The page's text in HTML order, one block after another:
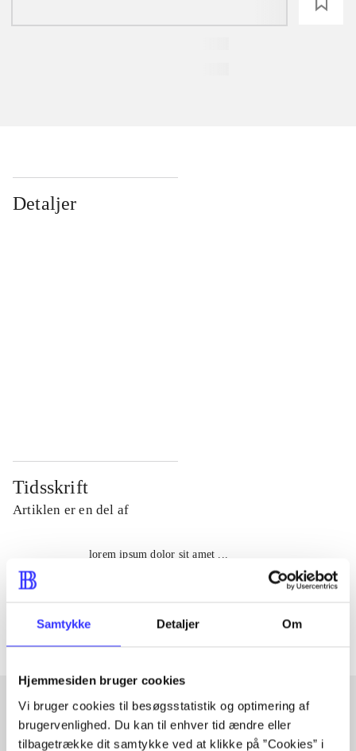
Samtykke Detaljer Om
Hjemmesiden bruger cookies
Vi bruger cookies til besøgsstatistik og optimering af
brugervenlighed. Du kan til enhver tid ændre eller
tilbagetrække dit samtykke ved at klikke på ”Cookies” i
Detaljer
Tidsskrift
Artiklen er en del af
lorem ipsum dolor sit amet ...
Artikler med samme emner